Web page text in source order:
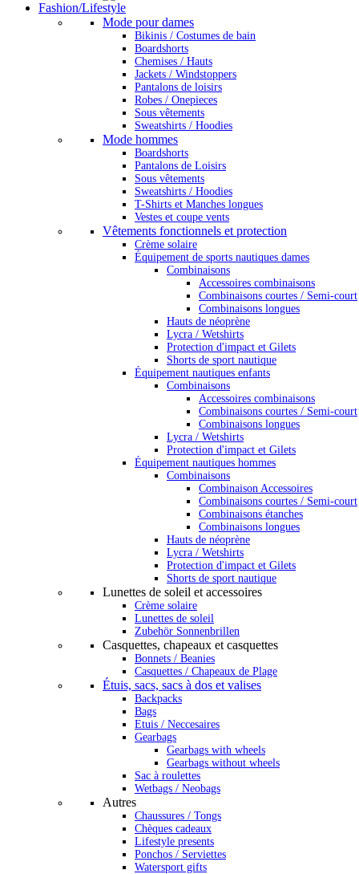
Fashion/Lifestyle
Mode pour dames
Bikinis / Costumes de bain
Boardshorts
Chemises / Hauts
Jackets / Windstoppers
Pantalons de loisirs
Robes / Onepieces
Sous vêtements
Sweatshirts / Hoodies
Mode hommes
Boardshorts
Pantalons de Loisirs
Sous vêtements
Sweatshirts / Hoodies
T-Shirts et Manches longues
Vestes et coupe vents
Vêtements fonctionnels et protection
Crème solaire
Équipement de sports nautiques dames
Combinaisons
Accessoires combinaisons
Combinaisons courtes / Semi-court
Combinaisons longues
Hauts de néoprène
Lycra / Wetshirts
Protection d'impact et Gilets
Shorts de sport nautique
Équipement nautiques enfants
Combinaisons
Accessoires combinaisons
Combinaisons courtes / Semi-court
Combinaisons longues
Lycra / Wetshirts
Protection d'impact et Gilets
Équipement nautiques hommes
Combinaisons
Combinaison Accessoires
Combinaisons courtes / Semi-court
Combinaisons étanches
Combinaisons longues
Hauts de néoprène
Lycra / Wetshirts
Protection d'impact et Gilets
Shorts de sport nautique
Lunettes de soleil et accessoires
Crème solaire
Lunettes de soleil
Zubehör Sonnenbrillen
Casquettes, chapeaux et casquettes
Bonnets / Beanies
Casquettes / Chapeaux de Plage
Étuis, sacs, sacs à dos et valises
Backpacks
Bags
Etuis / Neccesaires
Gearbags
Gearbags with wheels
Gearbags without wheels
Sac à roulettes
Wetbags / Neobags
Autres
Chaussures / Tongs
Chèques cadeaux
Lifestyle presents
Ponchos / Serviettes
Watersport gifts